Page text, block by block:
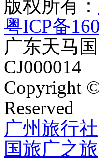
版权所有：
粤ICP备
广东天马
CJ000014
Copyright
Reserved
广州旅行社
国旅广之旅